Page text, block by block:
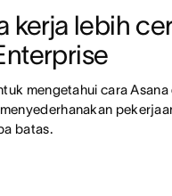
kerja lebih
mengetahui cara Asana
batas.